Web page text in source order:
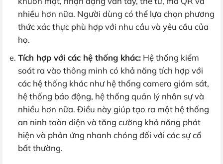
nhiều hơn nữa. Người dùng có thể lựa chọn phương
thức xác thực phù hợp với nhu cầu và yêu cầu của
họ.
Tích hợp với các hệ thống khác:Hệ thống kiểm
soát ra vào thông minh có khả năng tích hợp với
các hệ thống khác như hệ thống camera giám sát,
hệ thống báo động, hệ thống quản lý nhân sự và
nhiều hơn nữa. Điều này giúp tạo ra một hệ thống
an ninh toàn diện và tăng cường khả năng phát
hiện và phản ứng nhanh chóng đối với các sự cố
bất thường.